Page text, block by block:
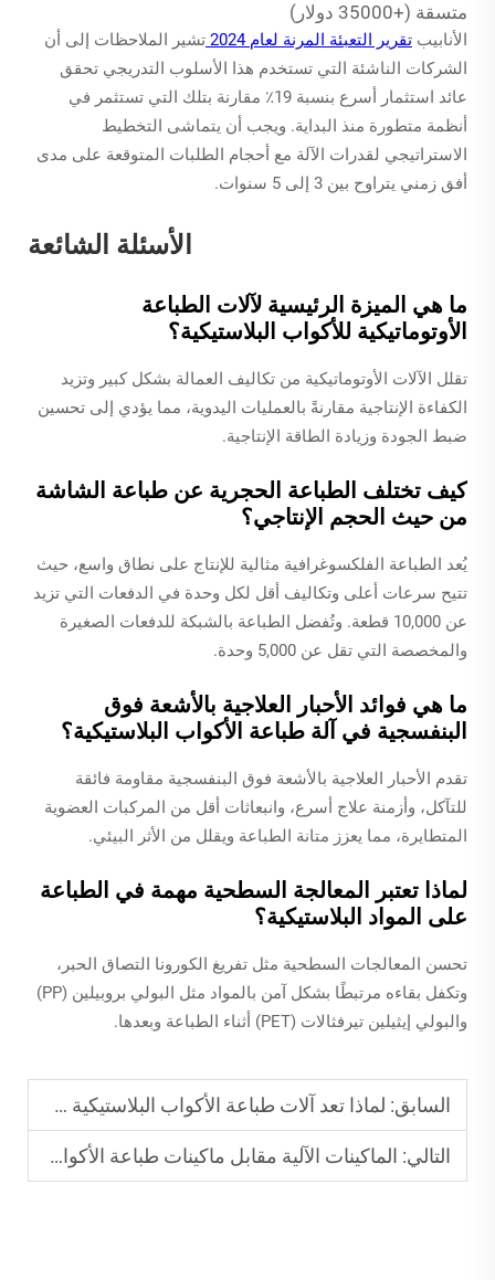
متسقة (+35000 دولار)
الأنابيب تقرير التعبئة المرنة لعام 2024
تشير الملاحظات إلى أن
الشركات الناشئة التي تستخدم هذا الأسلوب التدريجي تحقق
عائد استثمار أسرع بنسبة 19٪ مقارنة بتلك التي تستثمر في
أنظمة متطورة منذ البداية. ويجب أن يتماشى التخطيط
الاستراتيجي لقدرات الآلة مع أحجام الطلبات المتوقعة على مدى
أفق زمني يتراوح بين 3 إلى 5 سنوات.
الأسئلة الشائعة
ما هي الميزة الرئيسية لآلات الطباعة
الأوتوماتيكية للأكواب البلاستيكية؟
تقلل الآلات الأوتوماتيكية من تكاليف العمالة بشكل كبير وتزيد
الكفاءة الإنتاجية مقارنةً بالعمليات اليدوية، مما يؤدي إلى تحسين
ضبط الجودة وزيادة الطاقة الإنتاجية.
كيف تختلف الطباعة الحجرية عن طباعة الشاشة
من حيث الحجم الإنتاجي؟
يُعد الطباعة الفلكسوغرافية مثالية للإنتاج على نطاق واسع، حيث
تتيح سرعات أعلى وتكاليف أقل لكل وحدة في الدفعات التي تزيد
عن 10,000 قطعة. وتُفضل الطباعة بالشبكة للدفعات الصغيرة
والمخصصة التي تقل عن 5,000 وحدة.
ما هي فوائد الأحبار العلاجية بالأشعة فوق
البنفسجية في آلة طباعة الأكواب البلاستيكية؟
تقدم الأحبار العلاجية بالأشعة فوق البنفسجية مقاومة فائقة
للتآكل، وأزمنة علاج أسرع، وانبعاثات أقل من المركبات العضوية
المتطايرة، مما يعزز متانة الطباعة ويقلل من الأثر البيئي.
لماذا تعتبر المعالجة السطحية مهمة في الطباعة
على المواد البلاستيكية؟
تحسن المعالجات السطحية مثل تفريغ الكورونا التصاق الحبر،
وتكفل بقاءه مرتبطًا بشكل آمن بالمواد مثل البولي بروبيلين (PP)
والبولي إيثيلين تيرفثالات (PET) أثناء الطباعة وبعدها.
السابق: لماذا تعد آلات طباعة الأكواب البلاستيكية ضرورية في التغليف الحديث
التالي: الماكينات الآلية مقابل ماكينات طباعة الأكواب البلاستيكية شبه الآلية: أيهما أفضل؟